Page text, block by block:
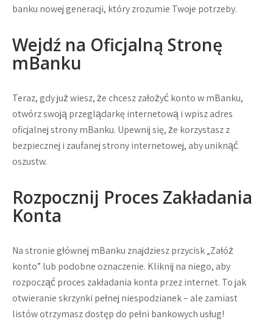
banku nowej generacji, który zrozumie Twoje potrzeby.
Wejdź na Oficjalną Stronę
mBanku
Teraz, gdy już wiesz, że chcesz założyć konto w mBanku,
otwórz swoją przeglądarkę internetową i wpisz adres
oficjalnej strony mBanku. Upewnij się, że korzystasz z
bezpiecznej i zaufanej strony internetowej, aby uniknąć
oszustw.
Rozpocznij Proces Zakładania
Konta
Na stronie głównej mBanku znajdziesz przycisk „Załóż
konto” lub podobne oznaczenie. Kliknij na niego, aby
rozpocząć proces zakładania konta przez internet. To jak
otwieranie skrzynki pełnej niespodzianek – ale zamiast
listów otrzymasz dostęp do pełni bankowych usług!